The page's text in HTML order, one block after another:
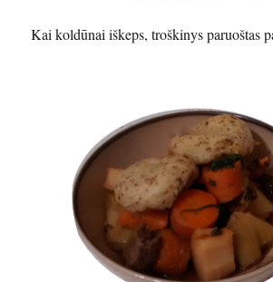
Kai koldūnai iškeps, troškinys paruoštas